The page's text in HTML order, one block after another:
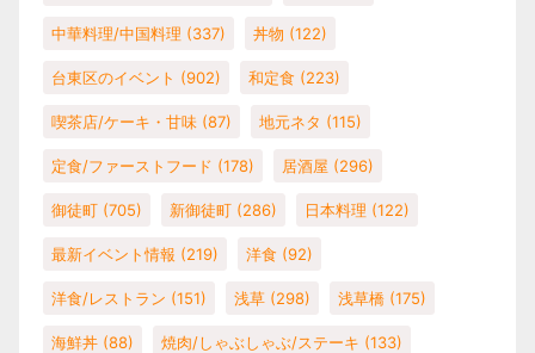
中華料理/中国料理 (337) 丼物 (122)
台東区のイベント (902) 和定食 (223)
喫茶店/ケーキ・甘味 (87) 地元ネタ (115)
定食/ファーストフード (178) 居酒屋 (296)
御徒町 (705) 新御徒町 (286) 日本料理 (122)
最新イベント情報 (219) 洋食 (92)
洋食/レストラン (151) 浅草 (298) 浅草橋 (175)
海鮮丼 (88) 焼肉/しゃぶしゃぶ/ステーキ (133)